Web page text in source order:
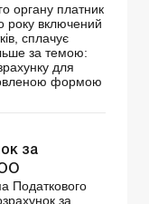
органу платник
року включений
сплачує
за темою:
для
формою
за
Податкового
за